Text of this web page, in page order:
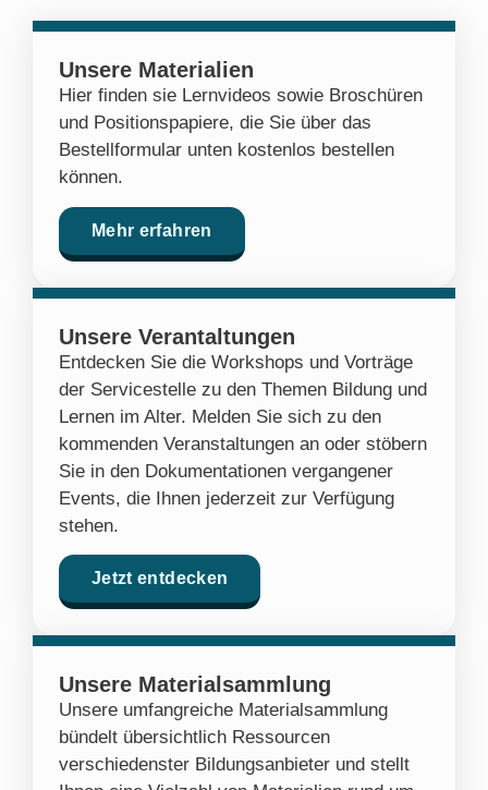
Unsere Materialien
Hier finden sie Lernvideos sowie Broschüren
und Positionspapiere, die Sie über das
Bestellformular unten kostenlos bestellen
können.
Mehr erfahren
Unsere Verantaltungen
Entdecken Sie die Workshops und Vorträge
der Servicestelle zu den Themen Bildung und
Lernen im Alter. Melden Sie sich zu den
kommenden Veranstaltungen an oder stöbern
Sie in den Dokumentationen vergangener
Events, die Ihnen jederzeit zur Verfügung
stehen.
Jetzt entdecken
Unsere Materialsammlung
Unsere umfangreiche Materialsammlung
bündelt übersichtlich Ressourcen
verschiedenster Bildungsanbieter und stellt